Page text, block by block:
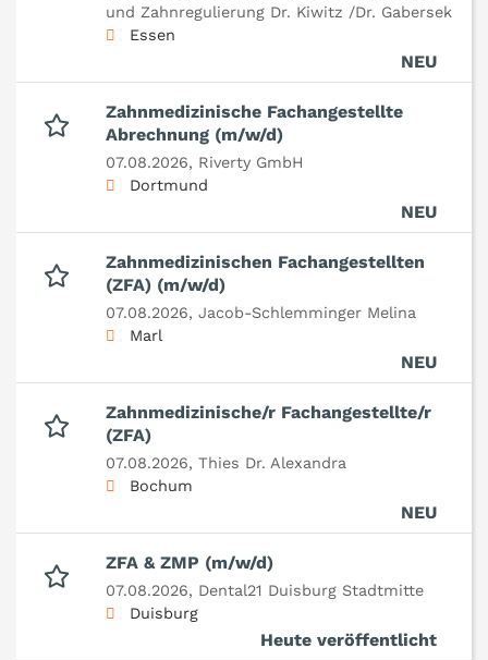
und Zahnregulierung Dr. Kiwitz /Dr. Gabersek
Essen
NEU
Zahnmedizinische Fachangestellte
Abrechnung (m/w/d)
07.08.2026, Riverty GmbH
Dortmund
NEU
Zahnmedizinischen Fachangestellten
(ZFA) (m/w/d)
07.08.2026, Jacob-Schlemminger Melina
Marl
NEU
Zahnmedizinische/r Fachangestellte/r
(ZFA)
07.08.2026, Thies Dr. Alexandra
Bochum
NEU
ZFA & ZMP (m/w/d)
07.08.2026, Dental21 Duisburg Stadtmitte
Duisburg
Heute veröffentlicht